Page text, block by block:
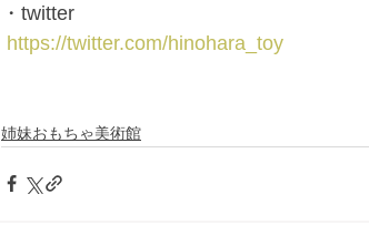
・twitter
https://twitter.com/hinohara_toy
姉妹おもちゃ美術館